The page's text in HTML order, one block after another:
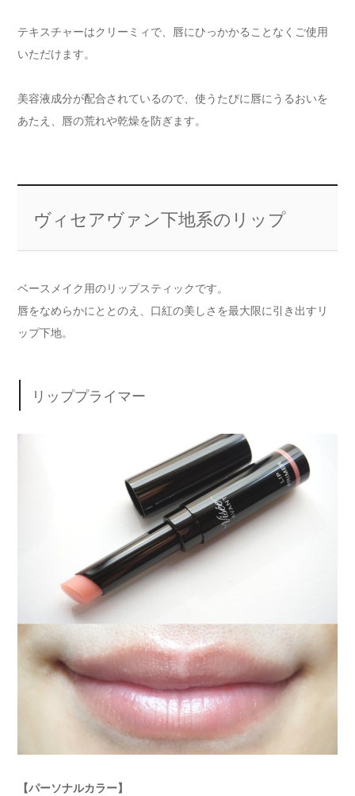
テキスチャーはクリーミィで、唇にひっかかることなくご使用
いただけます。
美容液成分が配合されているので、使うたびに唇にうるおいを
あたえ、唇の荒れや乾燥を防ぎます。
ヴィセアヴァン下地系のリップ
ベースメイク用のリップスティックです。
唇をなめらかにととのえ、口紅の美しさを最大限に引き出すリ
ップ下地。
リッププライマー
【パーソナルカラー】